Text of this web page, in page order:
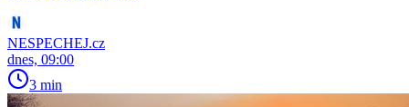
NESPECHEJ.cz
dnes, 09:00
3 min